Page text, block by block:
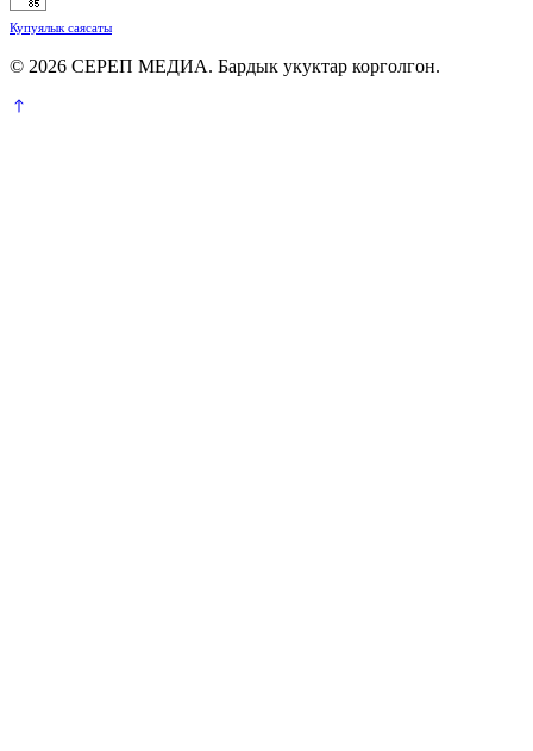
Купуялык саясаты
© 2026 СЕРЕП МЕДИА. Бардык укуктар корголгон.